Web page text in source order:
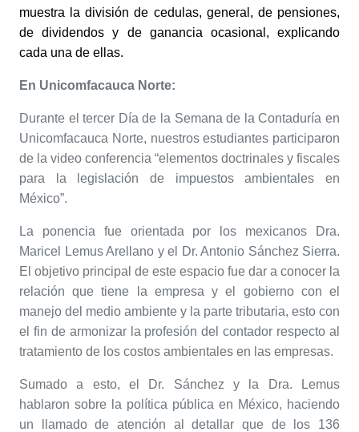
muestra la división de cedulas, general, de pensiones,
de dividendos y de ganancia ocasional, explicando
cada una de ellas.
En Unicomfacauca Norte:
Durante el tercer Día de la Semana de la Contaduría en
Unicomfacauca Norte, nuestros estudiantes participaron
de la video conferencia “elementos doctrinales y fiscales
para la legislación de impuestos ambientales en
México”.
La ponencia fue orientada por los mexicanos Dra.
Maricel Lemus Arellano y el Dr. Antonio Sánchez Sierra.
El objetivo principal de este espacio fue dar a conocer la
relación que tiene la empresa y el gobierno con el
manejo del medio ambiente y la parte tributaria, esto con
el fin de armonizar la profesión del contador respecto al
tratamiento de los costos ambientales en las empresas.
Sumado a esto, el Dr. Sánchez y la Dra. Lemus
hablaron sobre la política pública en México, haciendo
un llamado de atención al detallar que de los 136